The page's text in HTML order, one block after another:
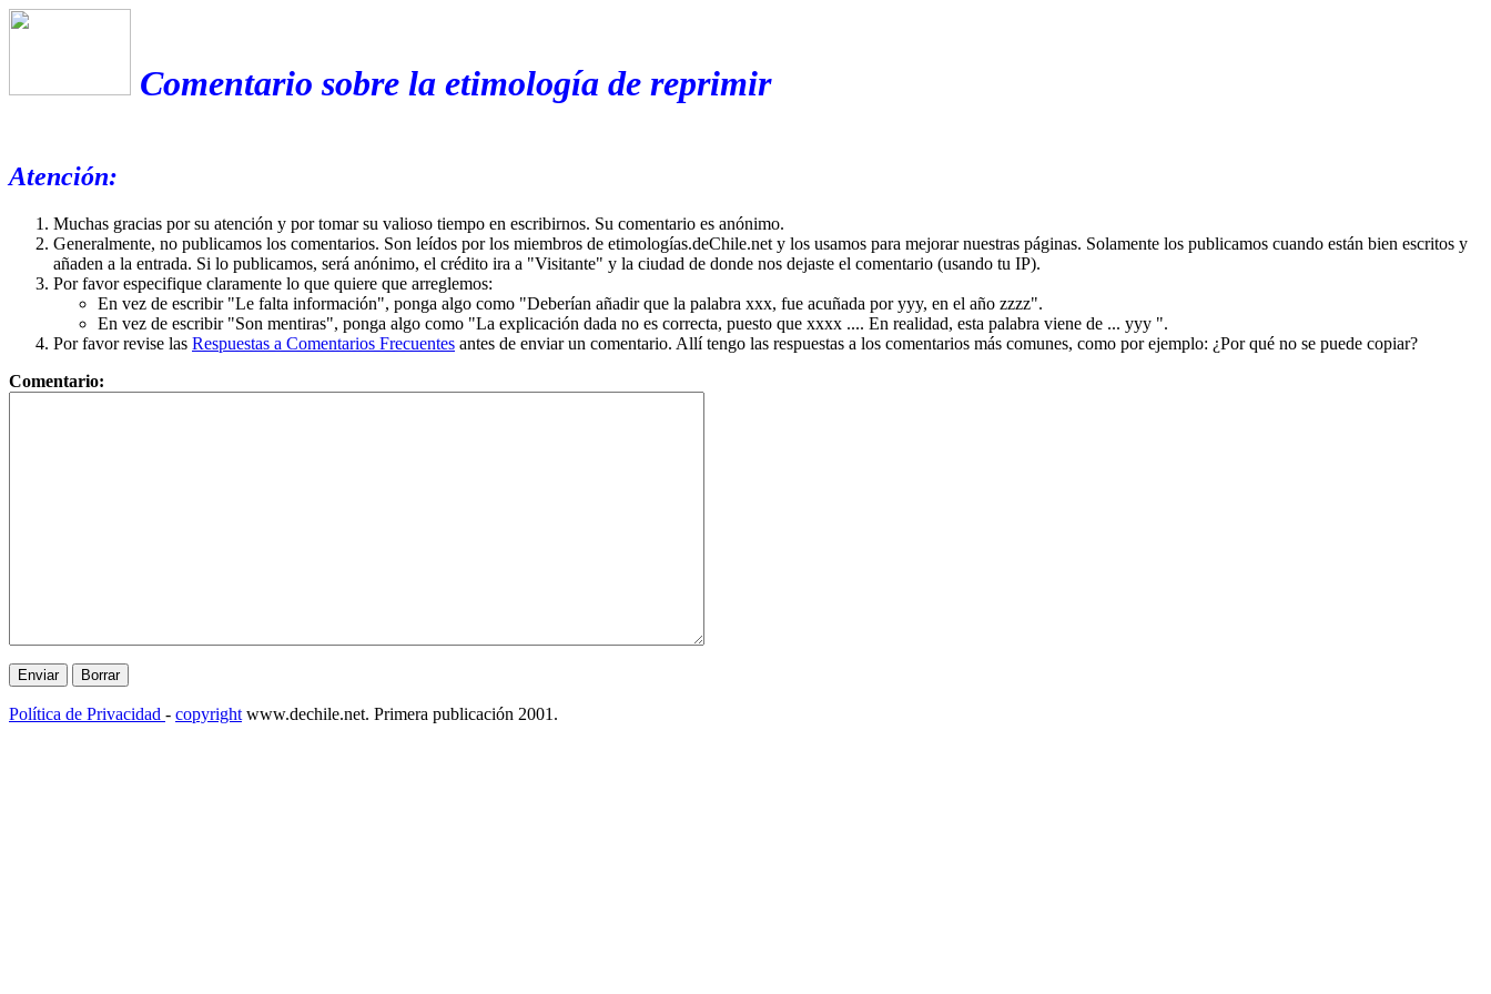
Comentario sobre la etimología de reprimir
Atención:
Muchas gracias por su atención y por tomar su valioso tiempo en escribirnos. Su comentario es anónimo.
Generalmente, no publicamos los comentarios. Son leídos por los miembros de etimologías.deChile.net y los usamos para mejorar nuestras páginas. Solamente los publicamos cuando están bien escritos y
añaden a la entrada. Si lo publicamos, será anónimo, el crédito ira a "Visitante" y la ciudad de donde nos dejaste el comentario (usando tu IP).
Por favor especifique claramente lo que quiere que arreglemos:
En vez de escribir "Le falta información", ponga algo como "Deberían añadir que la palabra xxx, fue acuñada por yyy, en el año zzzz".
En vez de escribir "Son mentiras", ponga algo como "La explicación dada no es correcta, puesto que xxxx .... En realidad, esta palabra viene de ... yyy ".
Por favor revise las Respuestas a Comentarios Frecuentes antes de enviar un comentario. Allí tengo las respuestas a los comentarios más comunes, como por ejemplo: ¿Por qué no se puede copiar?
Comentario:
Política de Privacidad - copyright www.dechile.net. Primera publicación 2001.